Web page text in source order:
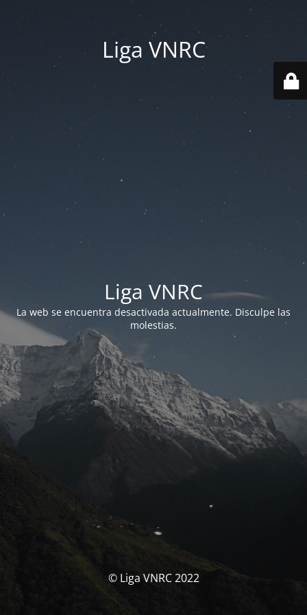
Liga VNRC
Liga VNRC
La web se encuentra desactivada actualmente. Disculpe las
molestias.
© Liga VNRC 2022